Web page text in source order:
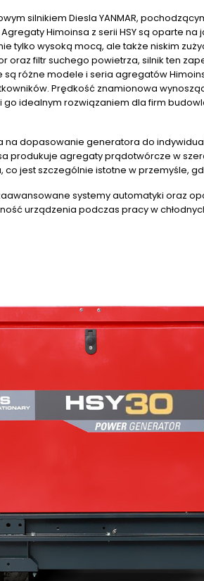
silnikiem Diesla YANMAR,
Himoinsa z serii HSY są oparte
tylko wysoką mocą, ale także niskim
oraz filtr suchego powietrza, silnik ten
modele i seria agregatów Himoinsa,
Prędkość znamionowa
go idealnym rozwiązaniem dla firm
na dopasowanie generatora do
produkuje agregaty prądotwórcze w
jest szczególnie istotne w przemyśle,
systemy automatyki oraz
urządzenia podczas pracy w